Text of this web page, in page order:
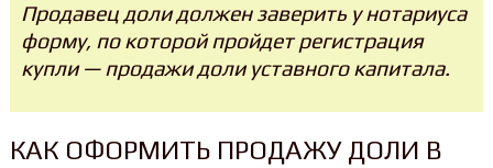
Продавец доли должен заверить у нотариуса
форму, по которой пройдет регистрация
купли — продажи доли уставного капитала.
КАК ОФОРМИТЬ ПРОДАЖУ ДОЛИ В